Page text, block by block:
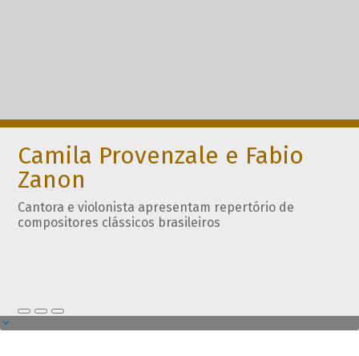
Camila Provenzale e Fabio
Zanon
Cantora e violonista apresentam repertório de
compositores clássicos brasileiros